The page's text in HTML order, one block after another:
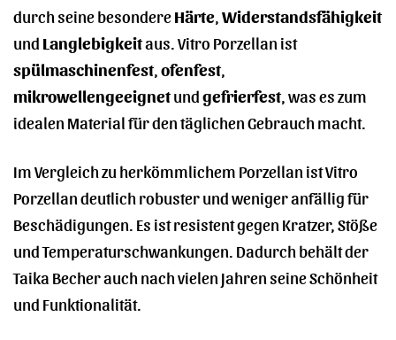
durch seine besondereHärte Widerstandsfähigkeit
und Langlebigkeitaus. Vitro Porzellan ist
spülmaschinenfest, ofenfest,
mikrowellengeeignetundgefrierfest, was es zum
idealen Material für den täglichen Gebrauch macht.
Im Vergleich zu herkömmlichem Porzellan ist Vitro
Porzellan deutlich robuster und weniger anfällig für
Beschädigungen. Es ist resistent gegen Kratzer, Stöße
und Temperaturschwankungen. Dadurch behält der
Taika Becher auch nach vielen Jahren seine Schönheit
und Funktionalität.